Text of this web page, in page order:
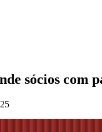
sócios com